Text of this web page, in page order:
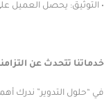
يحصل العميل على محضر
عن التزامنا
ندرك أهمية بناء